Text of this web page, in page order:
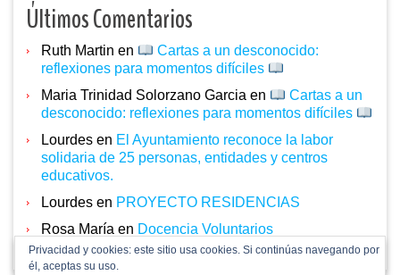
Últimos Comentarios
Ruth Martin en
Cartas a un desconocido:
reflexiones para momentos difíciles
Maria Trinidad Solorzano Garcia en
Cartas a un
desconocido: reflexiones para momentos difíciles
Lourdes en El Ayuntamiento reconoce la labor
solidaria de 25 personas, entidades y centros
educativos.
Lourdes en PROYECTO RESIDENCIAS
Rosa María en Docencia Voluntarios
Privacidad y cookies: este sitio usa cookies. Si continúas navegando por
él, aceptas su uso.